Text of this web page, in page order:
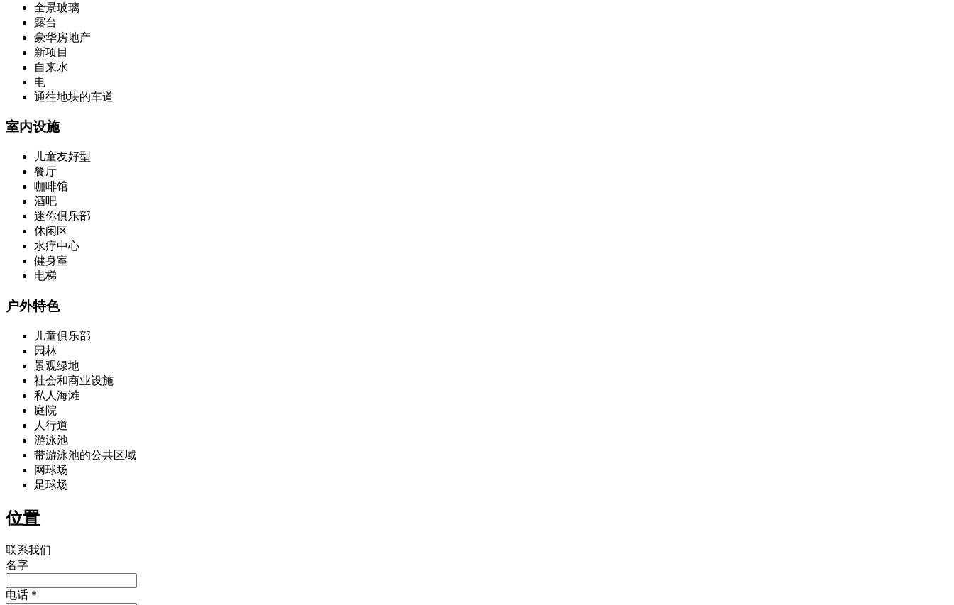
全景玻璃
露台
豪华房地产
新项目
自来水
电
通往地块的车道
室内设施
儿童友好型
餐厅
咖啡馆
酒吧
迷你俱乐部
休闲区
水疗中心
健身室
电梯
户外特色
儿童俱乐部
园林
景观绿地
社会和商业设施
私人海滩
庭院
人行道
游泳池
带游泳池的公共区域
网球场
足球场
位置
联系我们
名字
电话 *